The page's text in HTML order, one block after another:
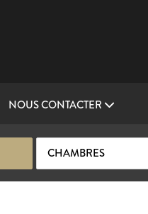
NOUS CONTACTER
CHAMBRES